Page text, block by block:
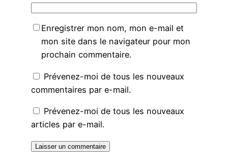
Enregistrer mon nom, mon e-mail et
mon site dans le navigateur pour mon
prochain commentaire.
Prévenez-moi de tous les nouveaux
commentaires par e-mail.
Prévenez-moi de tous les nouveaux
articles par e-mail.